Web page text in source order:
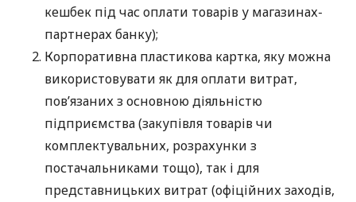
кешбек під час оплати товарів у магазинах-
партнерах банку);
Корпоративна пластикова картка, яку можна
використовувати як для оплати витрат,
пов’язаних з основною діяльністю
підприємства (закупівля товарів чи
комплектувальних, розрахунки з
постачальниками тощо), так і для
представницьких витрат (офіційних заходів,